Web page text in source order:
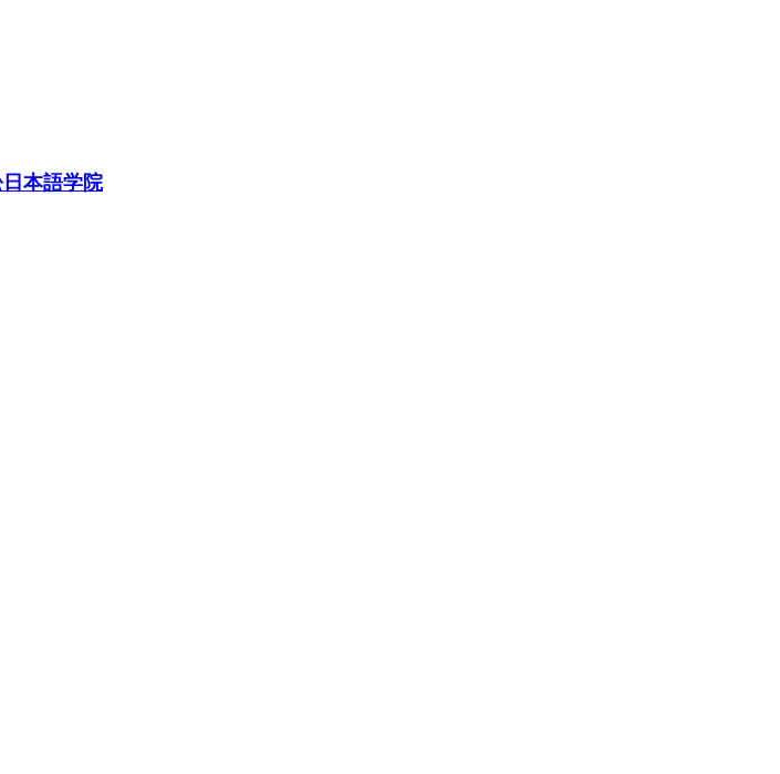
本語学院